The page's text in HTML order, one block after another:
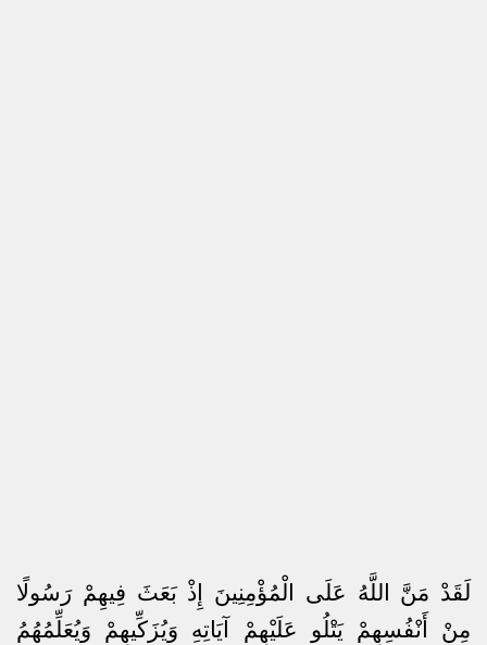
لَقَدْ مَنَّ اللَّهُ عَلَى الْمُؤْمِنِينَ إِذْ بَعَثَ فِيهِمْ رَسُولًا
مِنْ أَنْفُسِهِمْ يَتْلُو عَلَيْهِمْ آيَاتِهِ وَيُزَكِّيهِمْ وَيُعَلِّمُهُمُ